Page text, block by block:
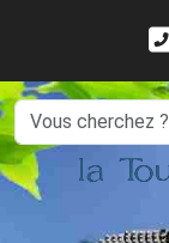
Search
la